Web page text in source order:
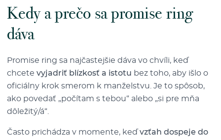
Kedy a prečo sa promise ring
dáva
Promise ring sa najčastejšie dáva vo chvíli, keď
chcete vyjadriť blízkosť a istotu bez toho, aby išlo o
oficiálny krok smerom k manželstvu. Je to spôsob,
ako povedať „počítam s tebou“ alebo „si pre mňa
dôležitý/á“.
Často prichádza v momente, keďvzťah dospeje do